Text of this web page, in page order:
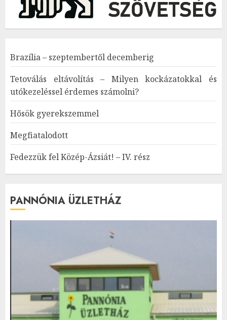
Brazília – szeptembertől decemberig
Tetoválás eltávolítás – Milyen kockázatokkal és
utókezeléssel érdemes számolni?
Hősök gyerekszemmel
Megfiatalodott
Fedezzük fel Közép-Ázsiát! – IV. rész
PANNÓNIA ÜZLETHÁZ